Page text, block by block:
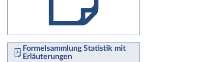
Formelsammlung Statistik mit
Erläuterungen